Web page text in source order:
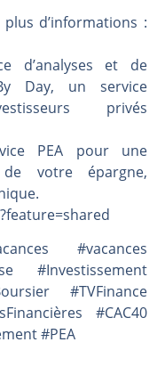
d’informations :
d’analyses et de
Day, un service
privés
PEA pour une
votre épargne,
#vacances
#Investissement
#TVFinance
#CAC40
#PEA